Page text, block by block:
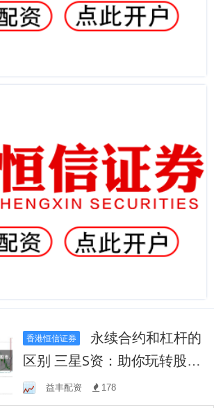
香港恒信证券
区别 三星S资：助你玩转股
市，放大收益！
益丰配资 178